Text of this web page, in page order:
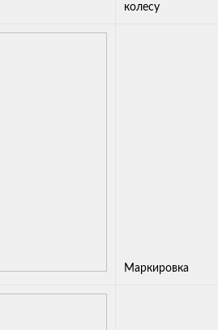
колесу
Маркировка